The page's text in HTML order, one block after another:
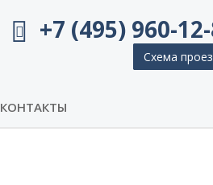
+7 (495) 960-
Схема
КОНТАКТЫ